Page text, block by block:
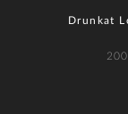
Drunkat